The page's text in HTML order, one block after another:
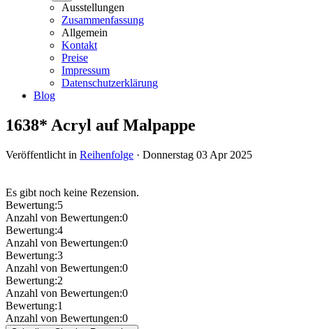
Ausstellungen
Zusammenfassung
Allgemein
Kontakt
Preise
Impressum
Datenschutzerklärung
Blog
1638* Acryl auf Malpappe
Veröffentlicht in Reihenfolge · Donnerstag 03 Apr 2025
Es gibt noch keine Rezension.
Bewertung:5
Anzahl von Bewertungen:0
Bewertung:4
Anzahl von Bewertungen:0
Bewertung:3
Anzahl von Bewertungen:0
Bewertung:2
Anzahl von Bewertungen:0
Bewertung:1
Anzahl von Bewertungen:0